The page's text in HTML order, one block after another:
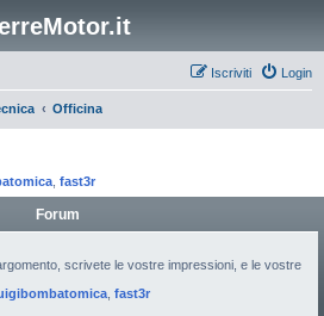
Login
Iscriviti
Officina
fast3r
Forum
scrivete le vostre impressioni, e le vostre
fast3r